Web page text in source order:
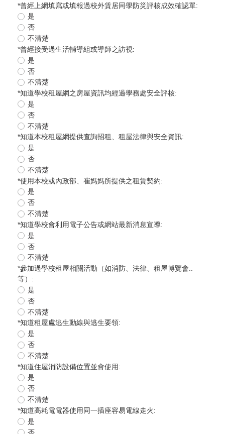
*曾經上網填寫或填報過校外賃居同學防災評核成效確認單:
是
否
不清楚
*曾經接受過生活輔導組或導師之訪視:
是
否
不清楚
*知道學校租屋網之房屋資訊均經過學務處安全評核:
是
否
不清楚
*知道本校租屋網提供查詢招租、租屋法律與安全資訊:
是
否
不清楚
*使用本校或內政部、崔媽媽所提供之租賃契約:
是
否
不清楚
*知道學校會利用電子公告或網站最新消息宣導:
是
否
不清楚
*參加過學校租屋相關活動（如消防、法律、租屋博覽會..
等）:
是
否
不清楚
*知道租屋處逃生動線與逃生要領:
是
否
不清楚
*知道住屋消防設備位置並會使用:
是
否
不清楚
*知道高耗電電器使用同一插座容易電線走火:
是
否